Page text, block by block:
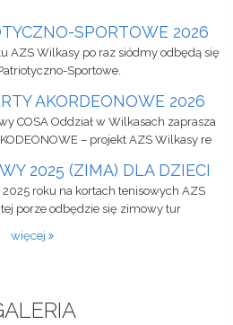
SPORTOWE 2026
AZS Wilkasy po raz siódmy odbędą się
Sportowe.
AKORDEONOWE 2026
COSA Oddział w Wilkasach zaprasza
– projekt AZS Wilkasy re
2025 (ZIMA) DLA DZIECI
roku na kortach tenisowych AZS
porze odbędzie się zimowy tur
więcej